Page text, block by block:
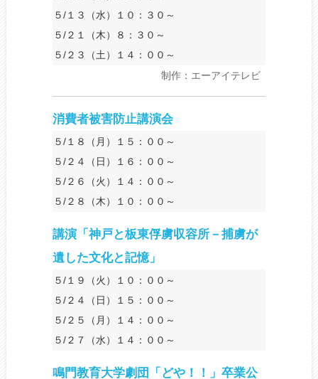
５/１３（水）１０：３０～
５/２１（木）８：３０～
５/２３（土）１４：００～
制作：エーアイテレビ
消費者被害防止講演会
５/１８（月）１５：００～
５/２４（日）１６：００～
５/２６（火）１４：００～
５/２８（木）１０：００～
講演「神戸と板東俘虜収容所－捕虜が
遺した文化と記憶」
５/１９（火）１０：００～
５/２４（日）１５：００～
５/２５（月）１４：００～
５/２７（水）１４：００～
鳴門教育大学劇団「どや！！」卒業公